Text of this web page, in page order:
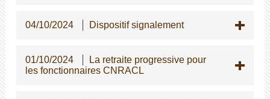
04/10/2024 Dispositif signalement
01/10/2024
La retraite progressive pour
les fonctionnaires CNRACL